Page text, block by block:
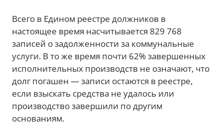
Всего в Едином реестре должников в
настоящее время насчитывается 829 768
записей о задолженности за коммунальные
услуги. В то же время почти 62% завершенных
исполнительных производств не означают, что
долг погашен — записи остаются в реестре,
если взыскать средства не удалось или
производство завершили по другим
основаниям.